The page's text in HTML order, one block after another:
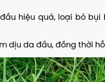
hiệu quả, loại bỏ bụi
dịu da đầu, đồng thời